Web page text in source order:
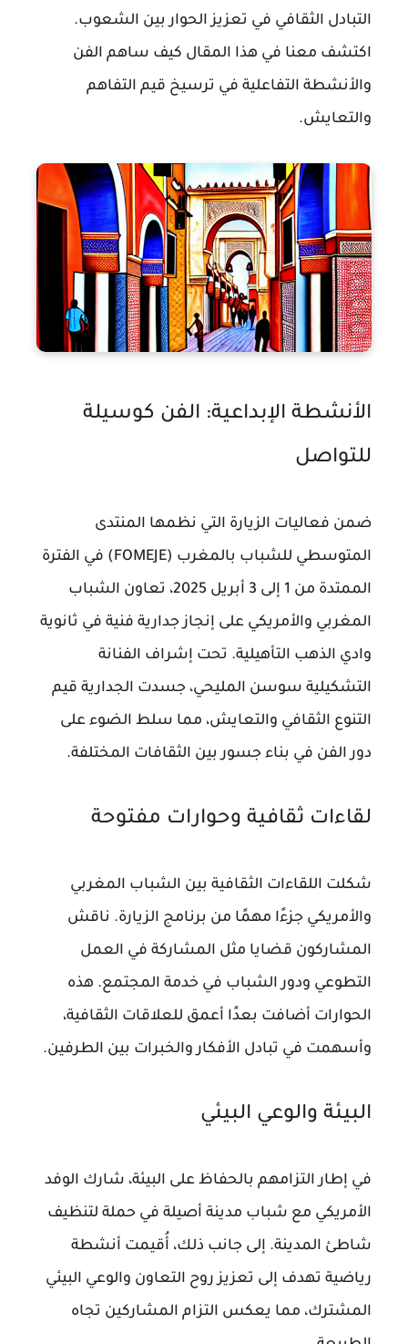
التبادل الثقافي في تعزيز الحوار بين الشعوب.
اكتشف معنا في هذا المقال كيف ساهم الفن
والأنشطة التفاعلية في ترسيخ قيم التفاهم
والتعايش.
الأنشطة الإبداعية: الفن كوسيلة
للتواصل
ضمن فعاليات الزيارة التي نظمها المنتدى
المتوسطي للشباب بالمغرب (FOMEJE) في الفترة
الممتدة من 1 إلى 3 أبريل 2025، تعاون الشباب
المغربي والأمريكي على إنجاز جدارية فنية في ثانوية
وادي الذهب التأهيلية. تحت إشراف الفنانة
التشكيلية سوسن المليحي، جسدت الجدارية قيم
التنوع الثقافي والتعايش، مما سلط الضوء على
دور الفن في بناء جسور بين الثقافات المختلفة.
لقاءات ثقافية وحوارات مفتوحة
شكلت اللقاءات الثقافية بين الشباب المغربي
والأمريكي جزءًا مهمًا من برنامج الزيارة. ناقش
المشاركون قضايا مثل المشاركة في العمل
التطوعي ودور الشباب في خدمة المجتمع. هذه
الحوارات أضافت بعدًا أعمق للعلاقات الثقافية،
وأسهمت في تبادل الأفكار والخبرات بين الطرفين.
البيئة والوعي البيئي
في إطار التزامهم بالحفاظ على البيئة، شارك الوفد
الأمريكي مع شباب مدينة أصيلة في حملة لتنظيف
شاطئ المدينة. إلى جانب ذلك، أُقيمت أنشطة
رياضية تهدف إلى تعزيز روح التعاون والوعي البيئي
المشترك، مما يعكس التزام المشاركين تجاه